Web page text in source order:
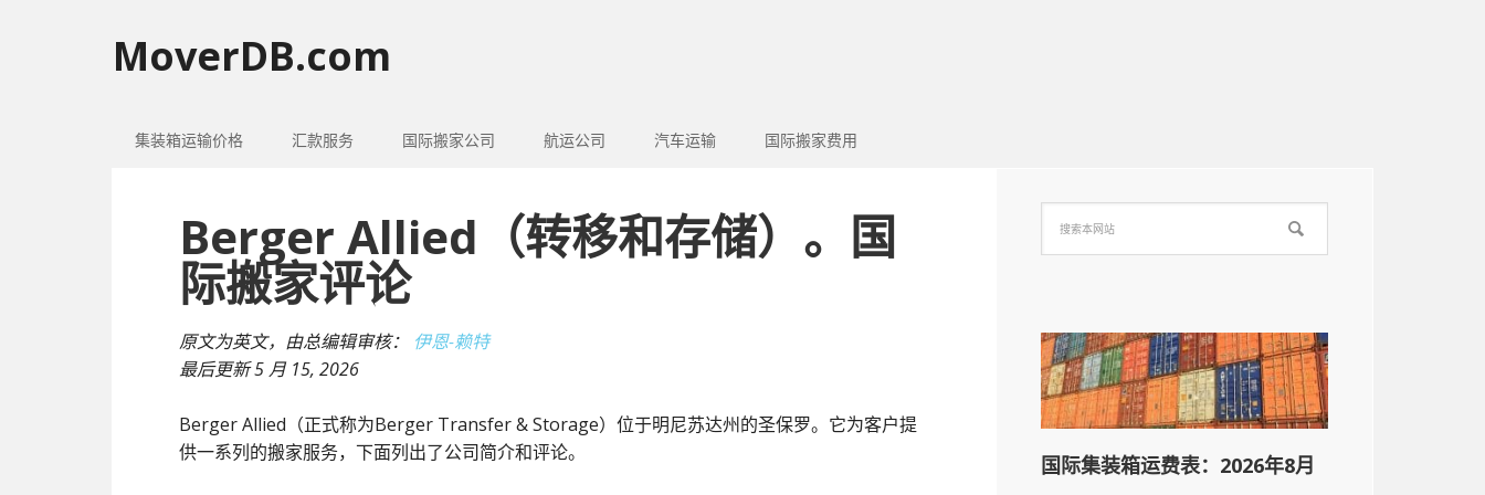
MoverDB.com
集装箱运输价格 汇款服务 国际搬家公司 航运公司 汽车运输 国际搬家费用
Berger Allied（转移和存储）。国
际搬家评论
原文为英文，由总编辑审核： 伊恩-赖特
最后更新5 月 15, 2026
Berger Allied（正式称为Berger Transfer & Storage）位于明尼苏达州的圣保罗。它为客户提
供一系列的搬家服务，下面列出了公司简介和评论。
国际集装箱运费表：2026年8月